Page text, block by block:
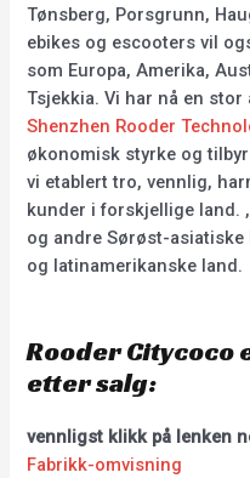
Tønsberg, Porsgrunn,
ebikes og escooters vil
som Europa, Amerika,
Tsjekkia. Vi har nå en
Shenzhen Rooder
økonomisk styrke og
vi etablert tro, vennlig,
kunder i forskjellige land.
og andre Sørøst-
og latinamerikanske land.
Rooder
etter salg:
vennligst klikk på lenken
Fabrikk-omvisning